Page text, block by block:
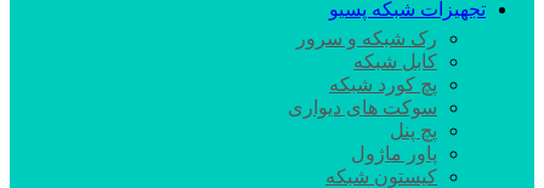
تجهیزات شبکه پسیو
رک شبکه و سرور
کابل شبکه
پچ کورد شبکه
سوکت های دیواری
پچ پنل
پاور ماژول
کیستون شبکه